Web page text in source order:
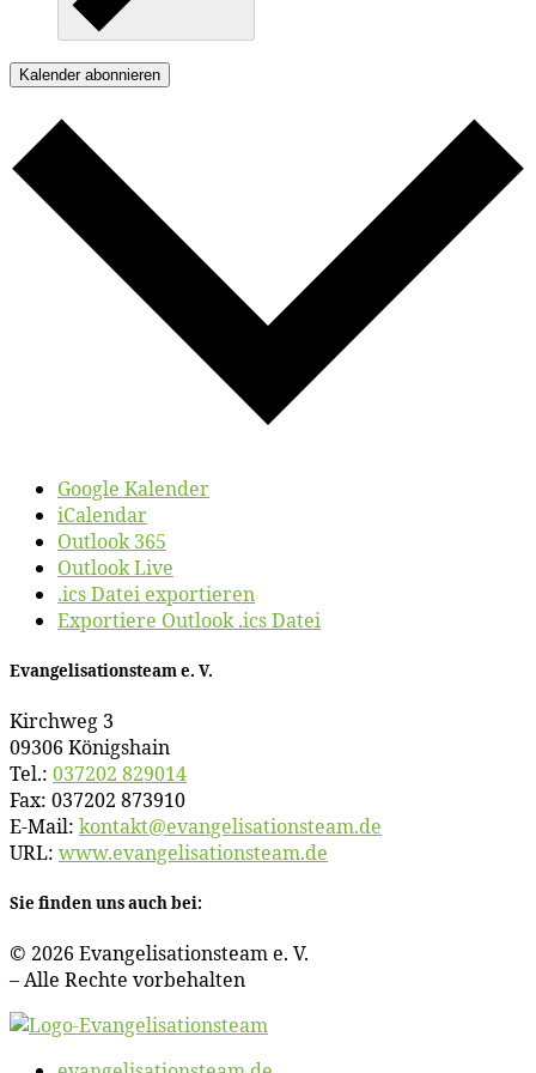
Kalender abonnieren
Google Kalender
iCalendar
Outlook 365
Outlook Live
.ics Datei exportieren
Exportiere Outlook .ics Datei
Evan­ge­li­sa­ti­ons­team e. V.
Kirch­weg 3
09306 Königshain
Tel.: 037202 829014
Fax: 037202 873910
E‑Mail: kontakt@​evangelisationsteam.​de
URL: www​.evan​ge​li​sa​ti​ons​team​.de
Sie fin­den uns auch bei:
© 2026 Evan­ge­li­sa­ti­ons­team e. V.
– Al­le Rech­te vorbehalten